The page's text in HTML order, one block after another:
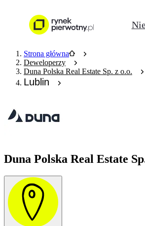
Strona główna
Deweloperzy
Duna Polska Real Estate Sp. z o.o.
Lublin
Duna Polska Real Estate